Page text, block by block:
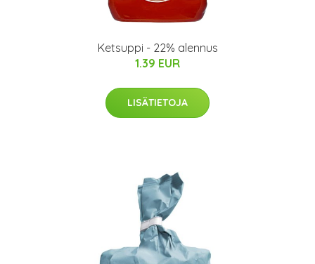
Ketsuppi - 22% alennus
1.39 EUR
LISÄTIETOJA